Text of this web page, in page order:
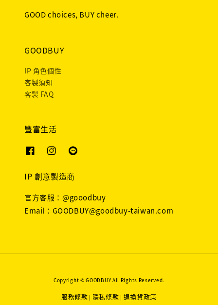
GOOD choices, BUY cheer.
GOODBUY
IP 角色個性
客製須知
客製 FAQ
豐富生活
IP 創意製造商
官方客服：@gooodbuy
Email：GOODBUY@goodbuy-taiwan.com
Copyright © GOODBUY All Rights Reserved.
服務條款 | 隱私條款 | 退換貨政策